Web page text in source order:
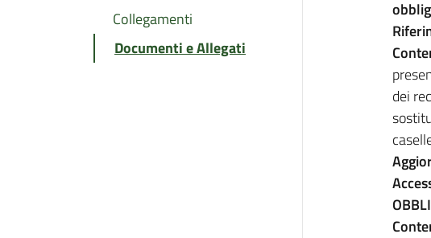
Collegamenti
Documenti e Allegati
dei